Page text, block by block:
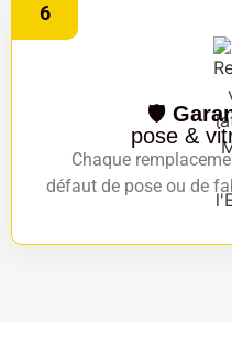
6
🛡️
pose &
Chaque
défaut de pose ou de